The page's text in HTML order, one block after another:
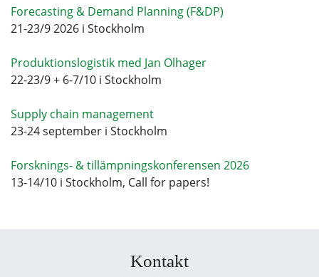
Forecasting & Demand Planning (F&DP)
21-23/9 2026 i Stockholm
Produktionslogistik med Jan Olhager
22-23/9 + 6-7/10 i Stockholm
Supply chain management
23-24 september i Stockholm
Forsknings- & tillämpningskonferensen 2026
13-14/10 i Stockholm, Call for papers!
Kontakt